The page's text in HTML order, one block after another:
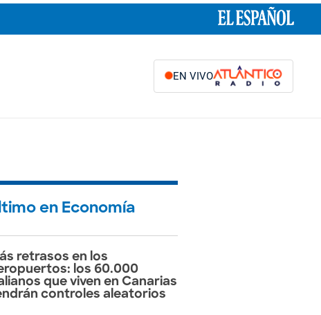
EN VIVO
en Economía
retrasos en los
los 60.000
que viven en Canarias
controles aleatorios